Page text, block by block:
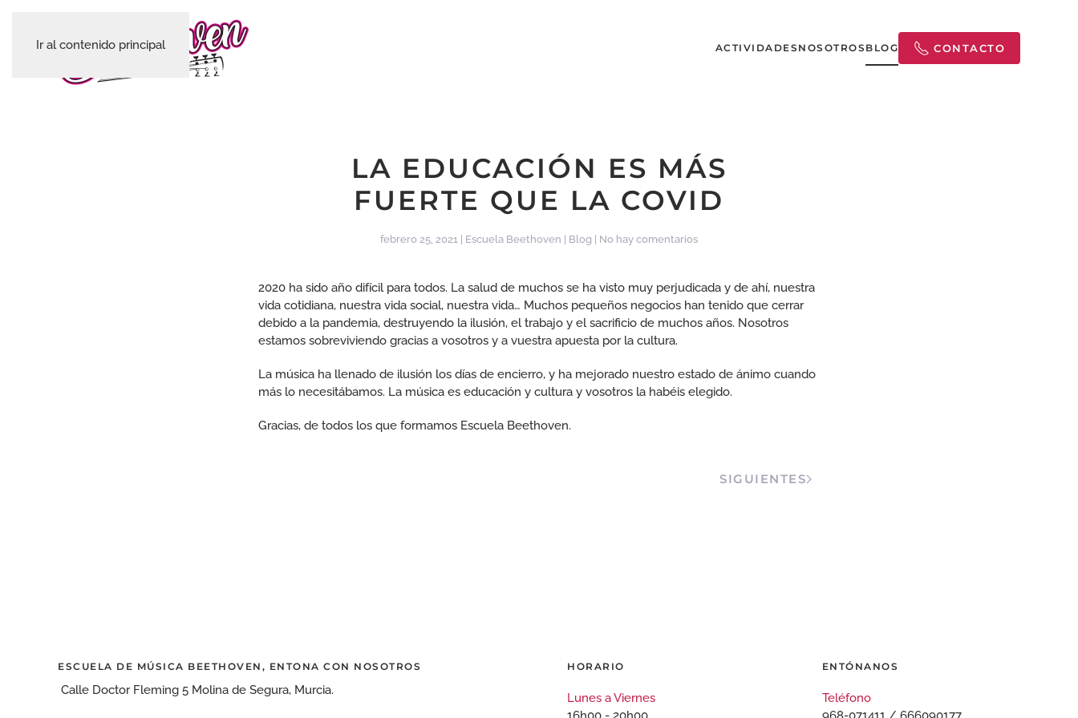
Ir al contenido principal ACTIVIDADES NOSOTROS BLOG CONTACTO
LA EDUCACIÓN ES MÁS
FUERTE QUE LA COVID
febrero 25, 2021 Escuela Beethoven Blog No hay comentariosen
fuerte
que
2020 ha sido año difícil para todos. La salud de muchos se ha visto muy perjudicada y de ahí, nuestra
vida cotidiana, nuestra vida social, nuestra vida… Muchos pequeños negocios han tenido que cerrar
debido a la pandemia, destruyendo la ilusión, el trabajo y el sacrificio de muchos años. Nosotros
estamos sobreviviendo gracias a vosotros y a vuestra apuesta por la cultura.
La música ha llenado de ilusión los días de encierro, y ha mejorado nuestro estado de ánimo cuando
más lo necesitábamos. La música es educación y cultura y vosotros la habéis elegido.
Gracias, de todos los que formamos Escuela Beethoven.
SIGUIENTES
ESCUELA DE MÚSICA BEETHOVEN, ENTONA CON NOSOTROS
Calle Doctor Fleming 5 Molina de Segura, Murcia.
HORARIO
Lunes a Viernes
ENTÓNANOS
Teléfono